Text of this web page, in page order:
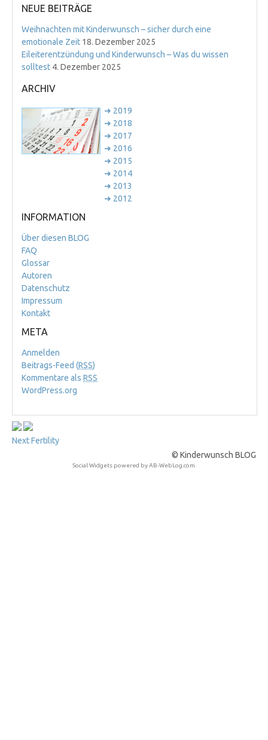
NEUE BEITRÄGE
Weihnachten mit Kinderwunsch – sicher durch eine
emotionale Zeit 18. Dezember 2025
Eileiterentzündung und Kinderwunsch – Was du wissen
solltest 4. Dezember 2025
ARCHIV
➜ 2019
➜ 2018
➜ 2017
➜ 2016
➜ 2015
➜ 2014
➜ 2013
➜ 2012
INFORMATION
Über diesen BLOG
FAQ
Glossar
Autoren
Datenschutz
Impressum
Kontakt
META
Anmelden
Beitrags-Feed (RSS)
Kommentare als RSS
WordPress.org
Next Fertility
© Kinderwunsch BLOG
Social Widgetspowered byAB-WebLog.com